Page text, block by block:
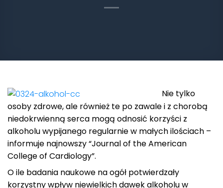
Nie tylko
osoby zdrowe, ale również te po zawale i z chorobą
niedokrwienną serca mogą odnosić korzyści z
alkoholu wypijanego regularnie w małych ilościach –
informuje najnowszy “Journal of the American
College of Cardiology”.
O ile badania naukowe na ogół potwierdzały
korzystny wpływ niewielkich dawek alkoholu w